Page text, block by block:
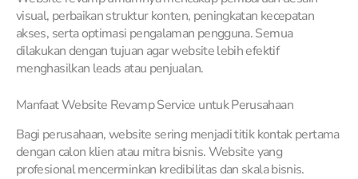
visual, perbaikan struktur konten, peningkatan kecepatan
akses, serta optimasi pengalaman pengguna. Semua
dilakukan dengan tujuan agar website lebih efektif
menghasilkan leads atau penjualan.
Manfaat Website Revamp Service untuk Perusahaan
Bagi perusahaan, website sering menjadi titik kontak pertama
dengan calon klien atau mitra bisnis. Website yang
profesional mencerminkan kredibilitas dan skala bisnis.